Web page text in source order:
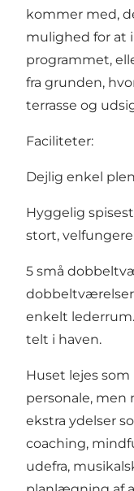
kommer med,
mulighed for at
programmet,
fra grunden,
terrasse og
Faciliteter:
Dejlig enkel
Hyggelig
stort,
5 små
dobbeltværelser
enkelt
telt i haven.
Huset lejes
personale,
ekstra ydelser
coaching,
udefra,